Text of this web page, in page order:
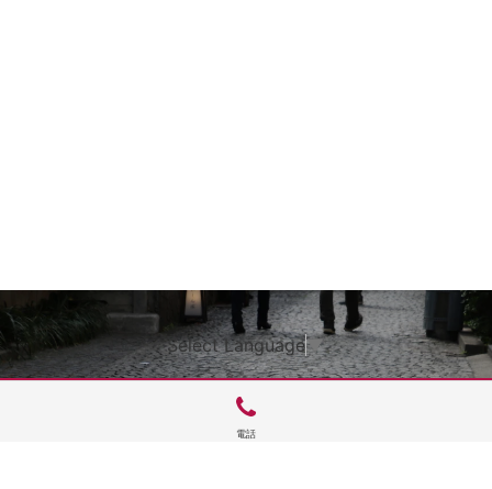
Select Language▼
電話